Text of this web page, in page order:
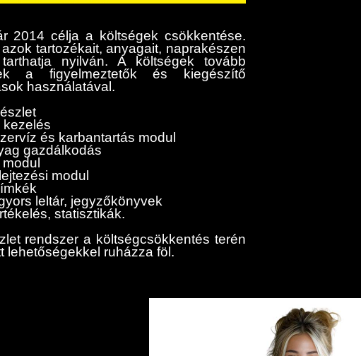
2014 célja a költségek csökkentése.
tartozékait, anyagait, naprakészen
nyilván. A költségek tovább
a figyelmeztetők és kiegészítő
használatával.
kezelés
és karbantartás modul
gazdálkodás
modul
modul
leltár, jegyzőkönyvek
statisztikák.
rendszer a költségcsökkentés terén
lehetőségekkel ruházza föl.